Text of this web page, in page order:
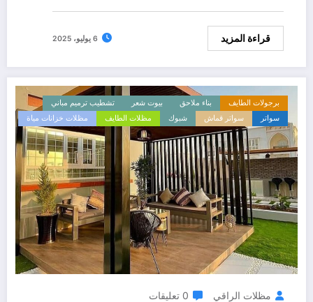
قراءة المزيد 6 يوليو، 2025
برجولات الطايف بناء ملاحق بيوت شعر
تشطيب ترميم مباني
سواتر
سواتر قماش شبوك مظلات الطايف مظلات خزانات مياة
مظلات الراقي 0 تعليقات